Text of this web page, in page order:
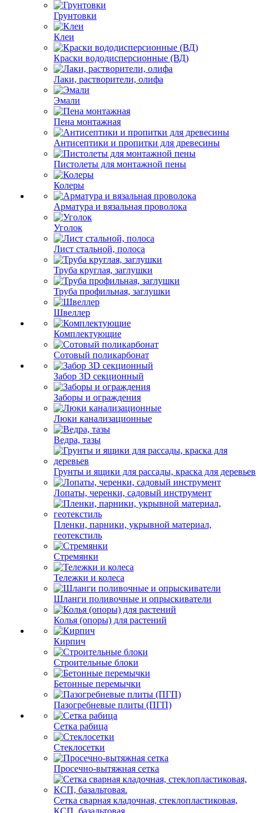
Грунтовки
Клеи
Краски вододисперсионные (ВД)
Лаки, растворители, олифа
Эмали
Пена монтажная
Антисептики и пропитки для древесины
Пистолеты для монтажной пены
Колеры
Арматура и вязальная проволока
Уголок
Лист стальной, полоса
Труба круглая, заглушки
Труба профильная, заглушки
Швеллер
Комплектующие
Сотовый поликарбонат
Забор 3D секционный
Заборы и ограждения
Люки канализационные
Ведра, тазы
Грунты и ящики для рассады, краска для деревьев
Лопаты, черенки, садовый инструмент
Пленки, парники, укрывной материал,
геотекстиль
Стремянки
Тележки и колеса
Шланги поливочные и опрыскиватели
Колья (опоры) для растений
Кирпич
Строительные блоки
Бетонные перемычки
Пазогребневые плиты (ПГП)
Сетка рабица
Стеклосетки
Просечно-вытяжная сетка
Сетка сварная кладочная, стеклопластиковая,
КСП, базальтовая.